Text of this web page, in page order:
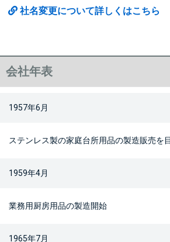
社名変更について詳しくはこちら
会社年表
1957年6月
ステンレス製の家庭台所用品の製造販売を
1959年4月
業務用厨房用品の製造開始
1965年7月